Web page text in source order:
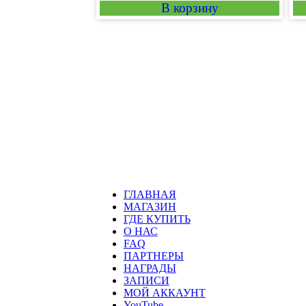
В корзину
ГЛАВНАЯ
МАГАЗИН
ГДЕ КУПИТЬ
О НАС
FAQ
ПАРТНЕРЫ
НАГРАДЫ
ЗАПИСИ
МОЙ АККАУНТ